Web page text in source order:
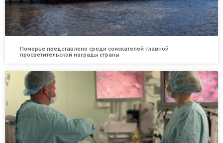
Поморье представлено среди соискателей главной
просветительской награды страны